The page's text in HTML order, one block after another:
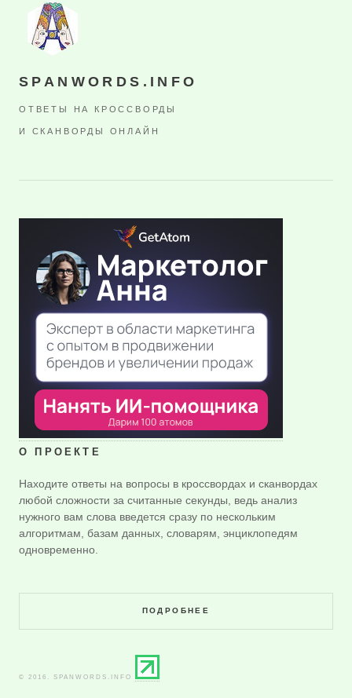
SPANWORDS.INFO
ОТВЕТЫ НА КРОССВОРДЫ
И СКАНВОРДЫ ОНЛАЙН
О ПРОЕКТЕ
Находите ответы на вопросы в кроссвордах и сканвордах
любой сложности за считанные секунды, ведь анализ
нужного вам слова введется сразу по нескольким
алгоритмам, базам данных, словарям, энциклопедям
одновременно.
ПОДРОБНЕЕ
© 2016. SPANWORDS.INFO